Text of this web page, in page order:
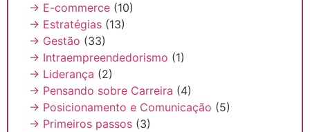
→ E-commerce (10)
→ Estratégias (13)
→ Gestão (33)
→ Intraempreendedorismo (1)
→ Liderança (2)
→ Pensando sobre Carreira (4)
→ Posicionamento e Comunicação (5)
→ Primeiros passos (3)